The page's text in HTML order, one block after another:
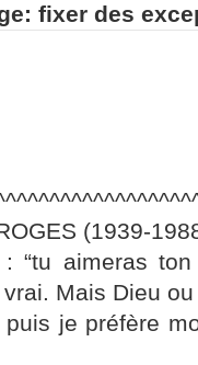
fixer des
(1939-
“tu aimeras
vrai. Mais Dieu
je préfère